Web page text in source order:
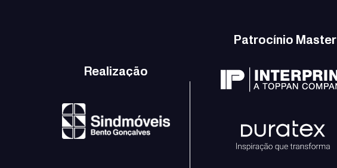
Realização
Patrocínio Master